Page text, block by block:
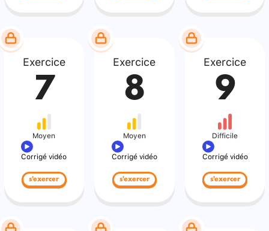
Exercice
7
Moyen
Corrigé vidéo
s'exercer
Exercice
8
Moyen
Corrigé vidéo
s'exercer
Exercice
9
Difficile
Corrigé vidéo
s'exercer